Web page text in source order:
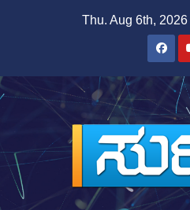
Thu. Aug 6th, 2026